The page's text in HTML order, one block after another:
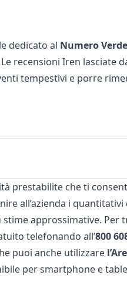
dedicato al NumeroVerde
recensioni Iren lasciate
tempestivi e porre
prestabilite che ti
all’azienda i
approssimative. Per
telefonando all’800
puoi anche utilizzare
per smartphone e